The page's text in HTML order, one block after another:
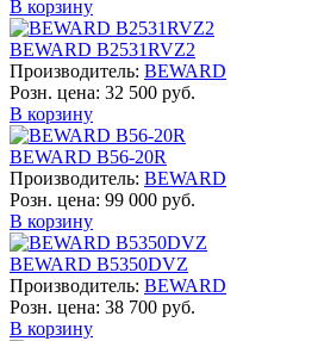
В корзину
BEWARD B2531RVZ2
Производитель: BEWARD
Розн. цена: 32 500 руб.
В корзину
BEWARD B56-20R
Производитель: BEWARD
Розн. цена: 99 000 руб.
В корзину
BEWARD B5350DVZ
Производитель: BEWARD
Розн. цена: 38 700 руб.
В корзину